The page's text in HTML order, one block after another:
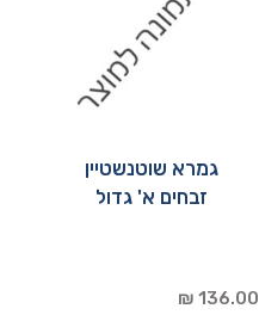
גמרא שוטנשטיין
זבחים א' גדול
136.00 ₪